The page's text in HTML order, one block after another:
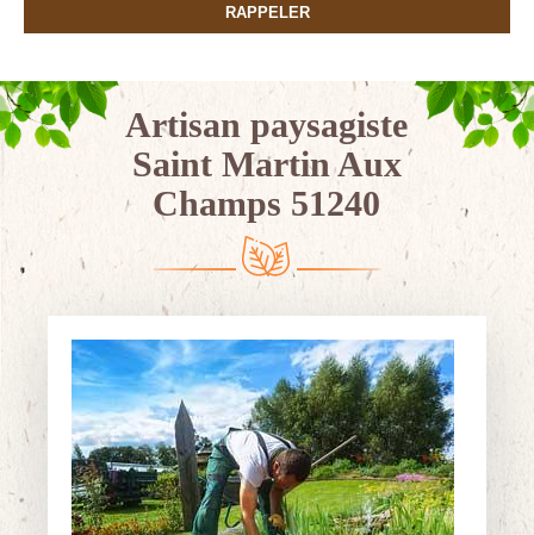
Artisan paysagiste
Saint Martin Aux
Champs 51240